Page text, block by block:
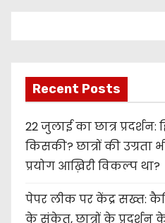
Recent Posts
22 जुलाई का छात्र प्रदर्शन:
किसकी? छात्रों की
प्रयोग आख़िरी विकल्प था?
पेपर लीक पर केंद्र सख्त:
के संकेत, छात्रों के प्रदर्शन के